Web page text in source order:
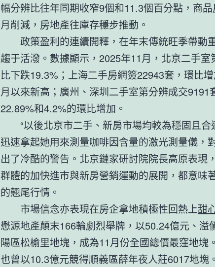
幅分辨比往年同期收窄9個和11.3個百分點，商
月削減，房地產往庫存穩步推動。
政策盈利的連續開釋，在年末傳統旺季帶動
趨于活潑。數據顯示，2025年11月，北京二手室
比下跌19.3%；上海二手房網簽22943套，環比
月以來新高；廣州、深圳二手室第分辨成交9191
22.89%和4.2%的環比增加。
“以後北京市二手、新房市場均較為穩固且合
迅速拿起她用來測量咖啡因含量的激光測量儀，
出了冷酷的警告。北京鏈家研討院院長高原表現
群體的加快進市與新房營銷運動的展開，都意味
的翹尾行情。
市場信念亦表現在房企拿地積極性回熱上甜
懋源地產顛末166輪劇烈舉牌，以50.24億元、溢
陽區松榆里地塊，成為11月份全國總價最窪地塊
也曾以10.3億元競得順義區薛年夜人莊6017地塊。